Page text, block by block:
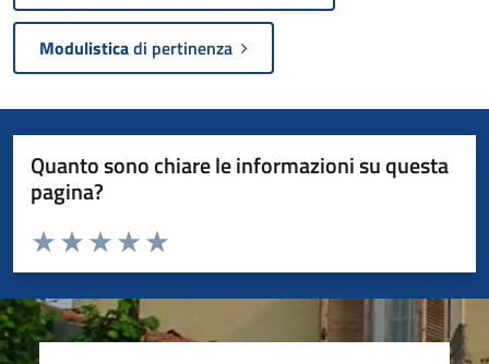
Modulisticadi pertinenza
Quanto sono chiare le informazioni su questa
pagina?
Valuta da 1 a 5 stelle la pagina
Valuta 5 stelle su 5
Valuta 4 stelle su 5
Valuta 3 stelle su 5
Valuta 2 stelle su 5
Valuta 1 stelle su 5